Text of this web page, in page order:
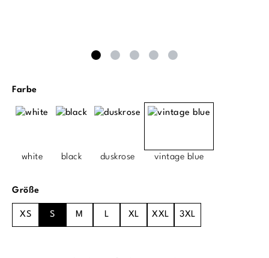
Farbeauswählen
white black duskrose vintage blue
Größeauswählen
XS S M L XL XXL 3XL